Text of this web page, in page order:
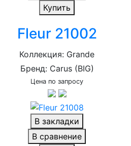
Купить
Fleur 21002
Коллекция: Grande
Бренд: Carus (BIG)
Цена по запросу
В закладки
В сравнение